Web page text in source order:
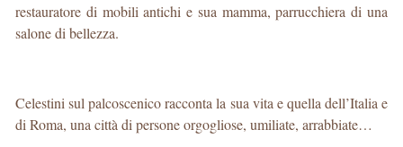
restauratore di mobili antichi e sua mamma, parrucchiera di una
salone di bellezza.
Celestini sul palcoscenico racconta la sua vita e quella dell’Italia e
di Roma, una città di persone orgogliose, umiliate, arrabbiate…